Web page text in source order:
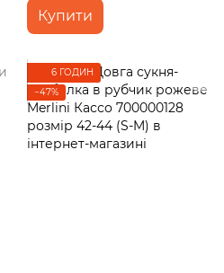
Купити
6 ГОДИН
−47%